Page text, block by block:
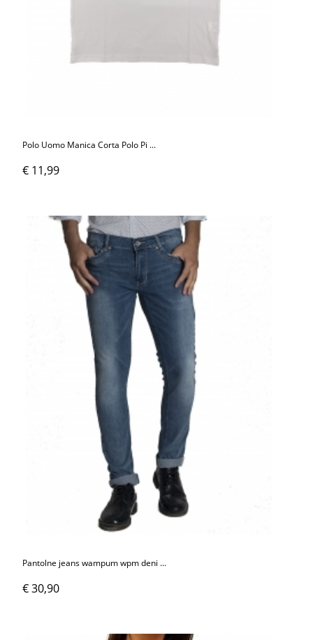
Polo Uomo Manica Corta Polo Pi ...
€ 11,99
Pantolne jeans wampum wpm deni ...
€ 30,90